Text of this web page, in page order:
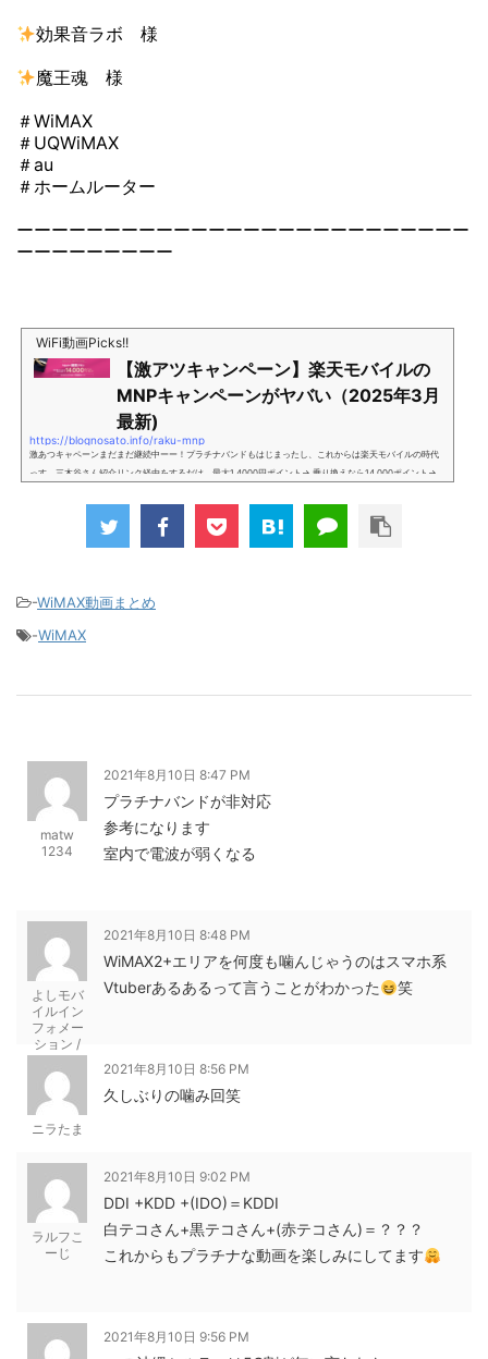
効果音ラボ 様
魔王魂 様
＃WiMAX
＃UQWiMAX
＃au
＃ホームルーター
ーーーーーーーーーーーーーーーーーーーーーーーーーー
ーーーーーーーーー
WiFi動画Picks!!
【激アツキャンペーン】楽天モバイルの
MNPキャンペーンがヤバい（2025年3月
最新)
https://blognosato.info/raku-mnp
激あつキャペーンまだまだ継続中ーー！プラチナバンドもはじまったし、これからは楽天モバイルの時代
っす。三木谷さん紹介リンク経由をするだけ。最大1,4000円ポイント→ 乗り換えなら14,000ポイント→
け」とも思えるポイントばら撒きキャンペーンを発動してきました。■キャンペーン概要三木谷社長の特
別招待ページから楽天モバイ...
-WiMAX動画まとめ
-WiMAX
matw
1234
2021年8月10日 8:47 PM
プラチナバンドが非対応
参考になります
室内で電波が弱くなる
よしモバ
イルイン
フォメー
ション /
YOSHI
mobile
informati
2021年8月10日 8:48 PM
WiMAX2+エリアを何度も噛んじゃうのはスマホ系
Vtuberあるあるって言うことがわかった
笑
ニラたま
2021年8月10日 8:56 PM
久しぶりの噛み回笑
ラルフこ
ーじ
2021年8月10日 9:02 PM
DDI +KDD +(IDO)＝KDDI
白テコさん+黒テコさん+(赤テコさん)＝？？？
これからもプラチナな動画を楽しみにしてます
2021年8月10日 9:56 PM